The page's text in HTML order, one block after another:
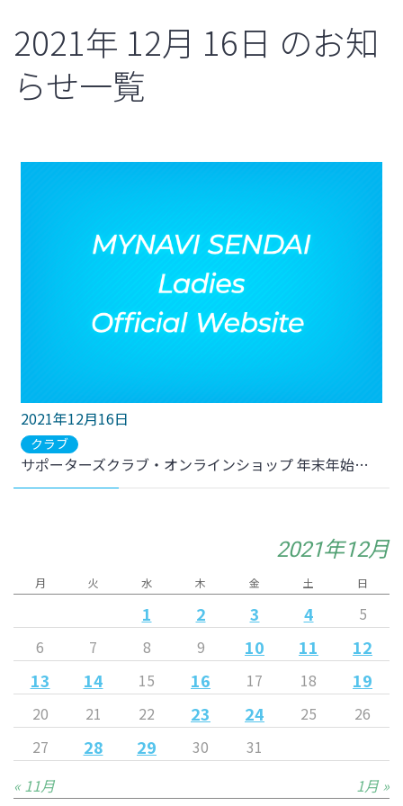
2021年 12月 16日 のお知
らせ一覧
2021年12月16日
クラブ
サポーターズクラブ・オンラインショップ 年末年始期間の対応について
2021年12月
月 火 水 木 金 土 日
1 2 3 4
5
6
7 8 9 10 11
12
13
14 15 16 17 18 19
20 21 22 23 24 25
26
27
28 29 30
31
« 11月
1月 »